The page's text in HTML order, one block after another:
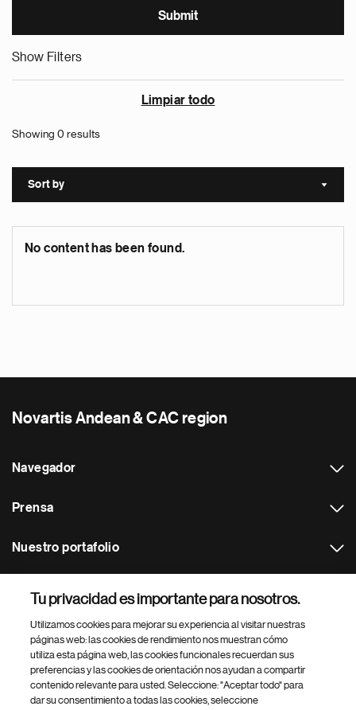
Show Filters
Limpiar todo
Showing 0 results
Sort by Sort
No content has been found.
Novartis Andean & CAC region
Navegador
Prensa
Nuestro portafolio
Footer Site Search
Tu privacidad es importante para nosotros.
Utilizamos cookies para mejorar su experiencia al visitar nuestras
páginas web: las cookies de rendimiento nos muestran cómo
utiliza esta página web, las cookies funcionales recuerdan sus
preferencias y las cookies de orientación nos ayudan a compartir
contenido relevante para usted. Seleccione: "Aceptar todo" para
dar su consentimiento a todas las cookies, seleccione